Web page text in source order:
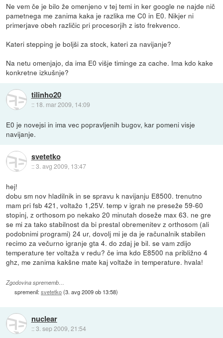
Ne vem če je bilo že omenjeno v tej temi in ker google ne najde nič
pametnega me zanima kaka je razlika me C0 in E0. Nikjer ni
primerjave obeh različic pri procesorjih z isto frekvenco.
Kateri stepping je boljši za stock, kateri za navijanje?
Na netu omenjajo, da ima E0 višje timinge za cache. Ima kdo kake
konkretne izkušnje?
tilinho20
:: 18. mar 2009, 14:09
E0 je novejsi in ima vec popravljenih bugov, kar pomeni visje
navijanje.
svetetko
::3. avg 2009, 13:47
hej!
dobu sm nov hladilnik in se spravu k navijanju E8500. trenutno
mam pri fsb 421, voltažo 1,25V. temp v igrah ne preseže 59-60
stopinj, z orthosom po nekako 20 minutah doseže max 63. ne gre
se mi za tako stabilnost da bi prestal obremenitev z orthosom (ali
podobnimi programi) 24 ur, dovolj mi je da je računalnik stabilen
recimo za večurno igranje gta 4. do zdaj je bil. se vam zdijo
temperature ter voltaža v redu? če ima kdo E8500 na približno 4
ghz, me zanima kakšne mate kaj voltaže in temperature. hvala!
Zgodovina sprememb…
spremenil:svetetko(3. avg 2009 ob 13:58)
nuclear
::3. sep 2009, 21:54